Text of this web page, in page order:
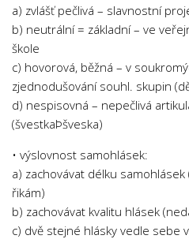
a) zvlášť pečlivá – slavnostní
b) neutrální = základní – ve
škole
c) hovorová, běžná – v
zjednodušování souhl. skupin
d) nespisovná – nepečlivá
(švestkaÞšveska)
• výslovnost samohlásek:
a) zachovávat délku
řikám)
b) zachovávat kvalitu hlásek
c) dvě stejné hlásky vedle sebe